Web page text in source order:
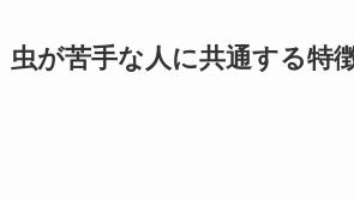
虫が苦手な人に共通する特